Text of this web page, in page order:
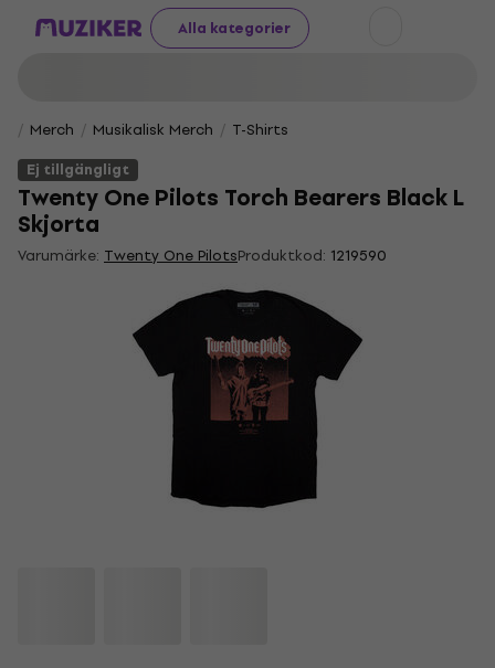
Alla kategorier
Merch Musikalisk Merch
T-Shirts
Ej tillgängligt
Twenty One Pilots Torch Bearers Black L
Skjorta
Varumärke: Twenty One PilotsProduktkod: 1219590